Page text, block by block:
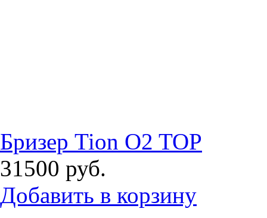
Бризер Tion O2 TOP
31500 руб.
Добавить в корзину